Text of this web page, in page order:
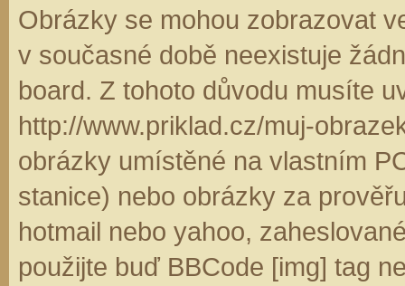
Obrázky se mohou zobrazovat
v současné době neexistuje
board. Z tohoto důvodu musíte
http://www.priklad.cz/muj-
obrázky umístěné na vlastním
stanice) nebo obrázky za
hotmail nebo yahoo,
použijte buď BBCode [img] tag